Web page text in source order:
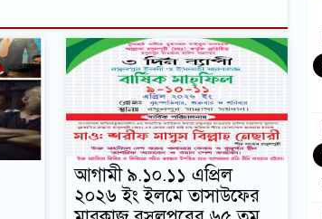
আগামী ৯.১০.১১ এপ্রিল
২০২৬ ইং ইলমে তাসাউফের